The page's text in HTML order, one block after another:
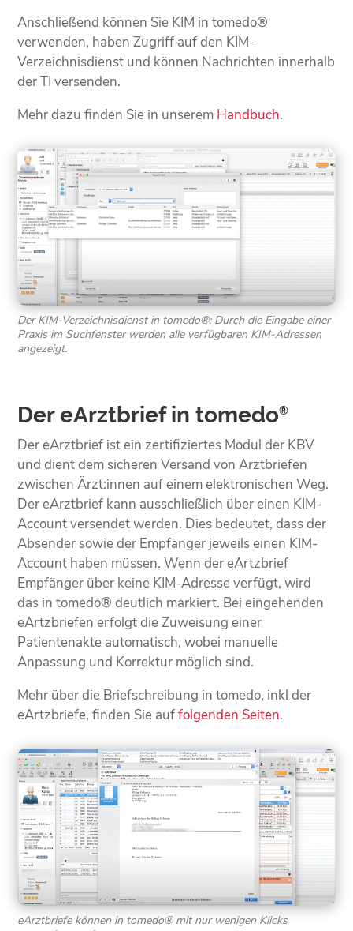
Anschließend können Sie KIM in tomedo®
verwenden, haben Zugriff auf den KIM-
Verzeichnisdienst und können Nachrichten innerhalb
der TI versenden.
Mehr dazu finden Sie in unserem Handbuch.
Der KIM-Verzeichnisdienst in tomedo®: Durch die Eingabe einer
Praxis im Suchfenster werden alle verfügbaren KIM-Adressen
angezeigt.
Der eArztbrief in tomedo®
Der eArztbrief ist ein zertifiziertes Modul der KBV
und dient dem sicheren Versand von Arztbriefen
zwischen Ärzt:innen auf einem elektronischen Weg.
Der eArztbrief kann ausschließlich über einen KIM-
Account versendet werden. Dies bedeutet, dass der
Absender sowie der Empfänger jeweils einen KIM-
Account haben müssen. Wenn der eArtzbrief
Empfänger über keine KIM-Adresse verfügt, wird
das in tomedo® deutlich markiert. Bei eingehenden
eArtzbriefen erfolgt die Zuweisung einer
Patientenakte automatisch, wobei manuelle
Anpassung und Korrektur möglich sind.
Mehr über die Briefschreibung in tomedo, inkl der
eArtzbriefe, finden Sie auffolgenden Seiten.
eArztbriefe können in tomedo® mit nur wenigen Klicks